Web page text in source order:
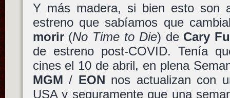
Y más madera, si bien esto son
estreno que sabíamos que
morir(No Time to Die) de Cary
de estreno post-COVID. Tenía
cines el 10 de abril, en plena
MGM / EON nos actualizan con
USA y seguramente que una